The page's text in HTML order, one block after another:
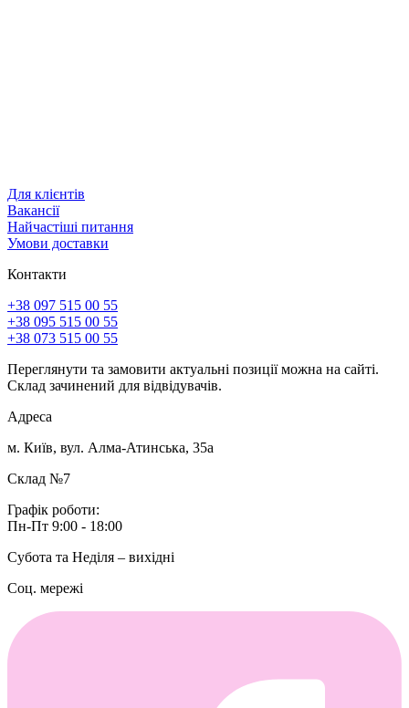
Для клієнтів
Вакансії
Найчастіші питання
Умови доставки
Контакти
+38 097 515 00 55
+38 095 515 00 55
+38 073 515 00 55
Переглянути та замовити актуальні позиції можна на сайті.
Склад зачинений для відвідувачів.
Адреса
м. Київ, вул. Алма-Атинська, 35а
Склад №7
Графік роботи:
Пн-Пт 9:00 - 18:00
Субота та Неділя – вихідні
Соц. мережі